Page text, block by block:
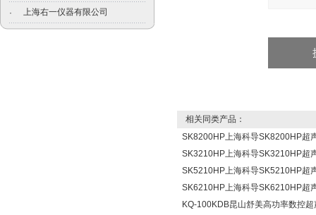
· 上海右一仪器有限公司
相关同类产品：
SK8200HP上海科导SK8200HP超
SK3210HP上海科导SK3210HP超
SK5210HP上海科导SK5210HP超
SK6210HP上海科导SK6210HP超
KQ-100KDB昆山舒美高功率数控